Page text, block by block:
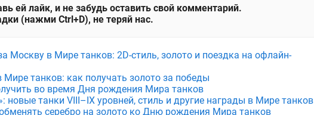
ей лайк, и не забудь оставить свой комментарий.
(нажми Ctrl+D), не теряй нас.
Москву в Мире танков: 2D-стиль, золото и поездка на офлайн-
танков: как получать золото за победы
во время Дня рождения Мира танков
новые танки VIII–IX уровней, стиль и другие награды в Мире танков
серебро на золото ко Дню рождения Мира танков